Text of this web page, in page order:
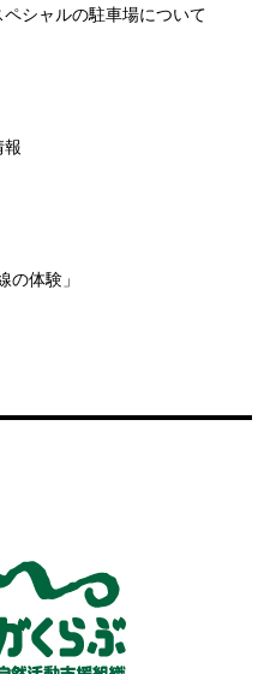
シャルの駐車場について
の体験」